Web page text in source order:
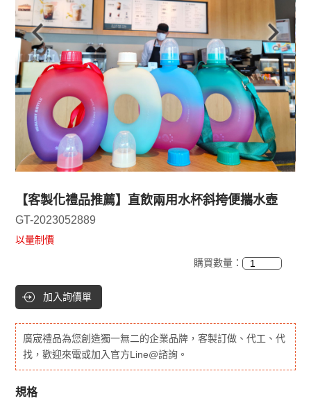
【客製化禮品推薦】直飲兩用水杯斜挎便攜水壺
GT-2023052889
以量制價
購買數量：
加入詢價單
廣宬禮品為您創造獨一無二的企業品牌，客製訂做、代工、代
找，歡迎來電或加入官方Line@諮詢。
規格